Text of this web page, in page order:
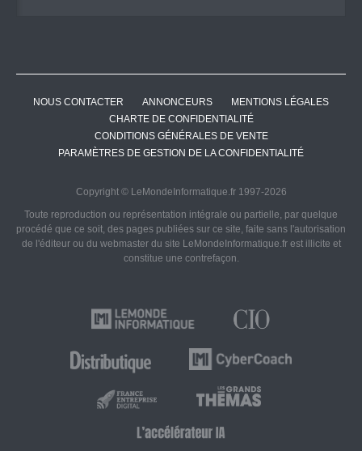
NOUS CONTACTER ANNONCEURS
MENTIONS LÉGALES
CHARTE DE CONFIDENTIALITÉ
CONDITIONS GÉNÉRALES DE VENTE
PARAMÈTRES DE GESTION DE LA CONFIDENTIALITÉ
Copyright © LeMondeInformatique.fr 1997-2026
Toute reproduction ou représentation intégrale ou partielle, par quelque
procédé que ce soit, des pages publiées sur ce site, faite sans l'autorisation
de l'éditeur ou du webmaster du site LeMondeInformatique.fr est illicite et
constitue une contrefaçon.